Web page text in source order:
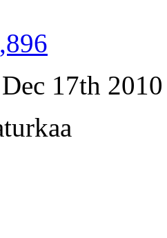
17th 2010